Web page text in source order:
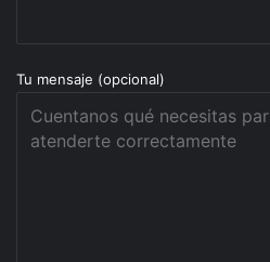
Tu mensaje (opcional)